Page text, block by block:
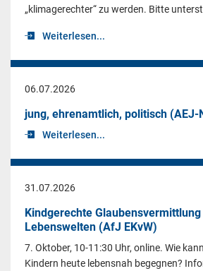
„klimagerechter“ zu werden. Bitte
Weiterlesen...
06.07.2026
jung, ehrenamtlich, politisch (AEJ-
Weiterlesen...
31.07.2026
Kindgerechte
Lebenswelten (AfJ EKvW)
7. Oktober, 10-11:30 Uhr, online. Wie
Kindern heute lebensnah begegnen?